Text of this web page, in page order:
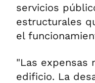
servicios
estructurales
el
"Las expensas
edificio. La